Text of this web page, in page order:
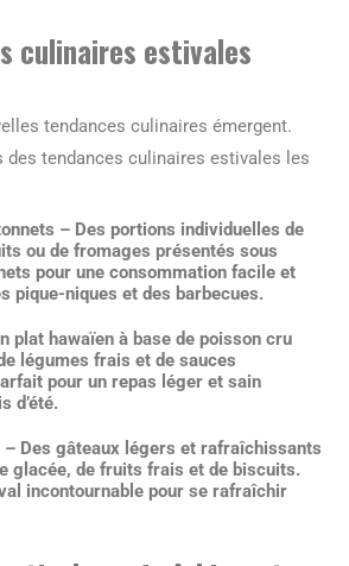
culinaires estivales
tendances culinaires émergent.
des tendances culinaires estivales les
– Des portions individuelles de
ou de fromages présentés sous
pour une consommation facile et
pique-niques et des barbecues.
plat hawaïen à base de poisson cru
légumes frais et de sauces
pour un repas léger et sain
d’été.
– Des gâteaux légers et rafraîchissants
glacée, de fruits frais et de biscuits.
incontournable pour se rafraîchir